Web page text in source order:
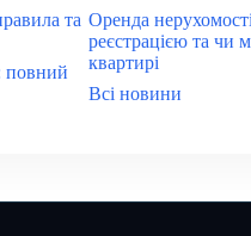
та
повний
Оренда
реєстрацією та чи
квартирі
Всі новини